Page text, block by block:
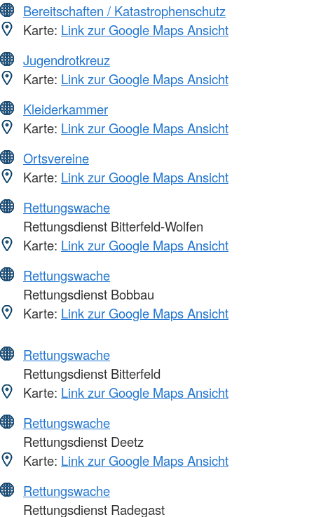
Bereitschaften / Katastrophenschutz
Karte: Link zur Google Maps Ansicht
Jugendrotkreuz
Karte: Link zur Google Maps Ansicht
Kleiderkammer
Karte: Link zur Google Maps Ansicht
Ortsvereine
Karte: Link zur Google Maps Ansicht
Rettungswache
Rettungsdienst Bitterfeld-Wolfen
Karte: Link zur Google Maps Ansicht
Rettungswache
Rettungsdienst Bobbau
Karte: Link zur Google Maps Ansicht
Rettungswache
Rettungsdienst Bitterfeld
Karte: Link zur Google Maps Ansicht
Rettungswache
Rettungsdienst Deetz
Karte: Link zur Google Maps Ansicht
Rettungswache
Rettungsdienst Radegast